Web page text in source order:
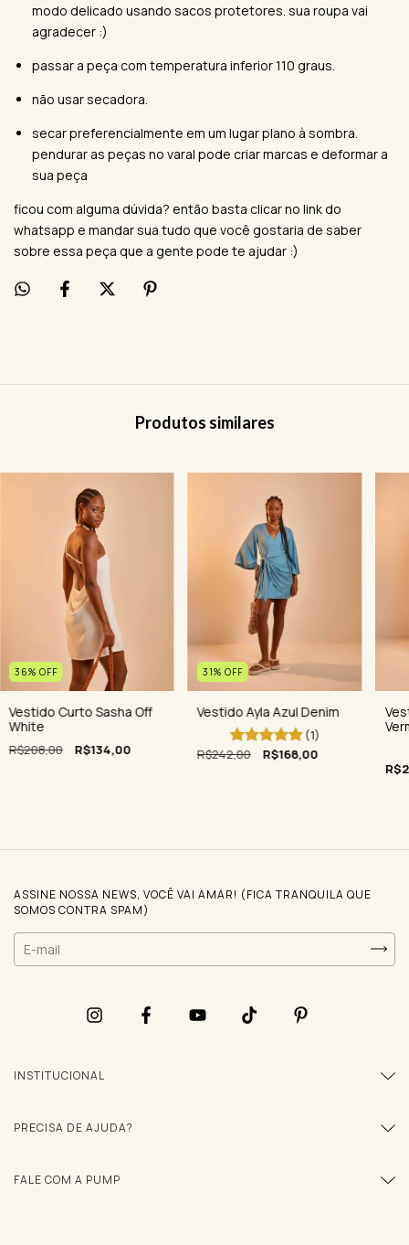
modo delicado usando sacos protetores. sua roupa vai
agradecer :)
passar a peça com temperatura inferior 110 graus.
não usar secadora.
secar preferencialmente em um lugar plano à sombra.
pendurar as peças no varal pode criar marcas e deformar a
sua peça
ficou com alguma dúvida? então basta clicar no link do
whatsapp e mandar sua tudo que você gostaria de saber
sobre essa peça que a gente pode te ajudar :)
Produtos similares
36% OFF
Vestido Curto Sasha Off
White
R$208,00 R$134,00
31% OFF
Vestido Ayla Azul Denim
(1)
R$242,00
R$168,00
ASSINE NOSSA NEWS, VOCÊ VAI AMAR! (FICA TRANQUILA QUE
SOMOS CONTRA SPAM)
INSTITUCIONAL
PRECISA DE AJUDA?
FALE COM A PUMP